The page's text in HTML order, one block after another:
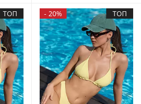
ТОП - 20% ТОП